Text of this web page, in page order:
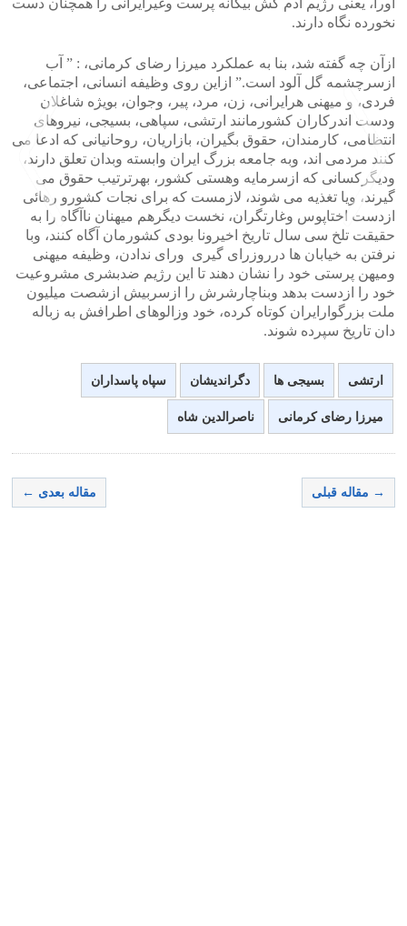
اورا، یعنی رژیم آدم کش بیگانه پرست وغیرایرانی را همچنان دست
نخورده نگاه دارند.
ازآن چه گفته شد، بنا به عملکرد میرزا رضای کرمانی، : ” آب
ازسرچشمه گل آلود است.” ازاین روی وظیفه انسانی، اجتماعی،
فردی، و میهنی هرایرانی، زن، مرد، پیر، وجوان، بویژه شاغلان
ودست اندرکاران کشورمانند ارتشی، سپاهی، بسیجی، نیروهای
انتظامی، کارمندان، حقوق بگیران، بازاریان، روحانیانی که ادعا می
کنند مردمی اند، وبه جامعه بزرگ ایران وابسته وبدان تعلق دارند،
ودیگرکسانی که ازسرمایه وهستی کشور، بهرترتیب حقوق می
گیرند، ویا تغذیه می شوند، لازمست که برای نجات کشورو رهائی
ازدست اختاپوس وغارتگران، نخست دیگرهم میهنان ناآگاه را به
حقیقت تلخ سی سال تاریخ اخیرونا بودی کشورمان آگاه کنند، وبا
نرفتن به خیابان ها درروزرای گیری ورای ندادن، وظیفه میهنی
ومیهن پرستی خود را نشان دهند تا این رژیم ضدبشری مشروعیت
خود را ازدست بدهد وبناچارشرش را ازسربیش ازشصت میلیون
ملت بزرگوارایران کوتاه کرده، خود وزالوهای اطرافش به زباله
دان تاریخ سپرده شوند.
ارتشی بسیجی ها دگراندیشان سپاه پاسداران
میرزا رضای کرمانی ناصرالدین شاه
→ مقاله قبلی مقاله بعدی ←
<